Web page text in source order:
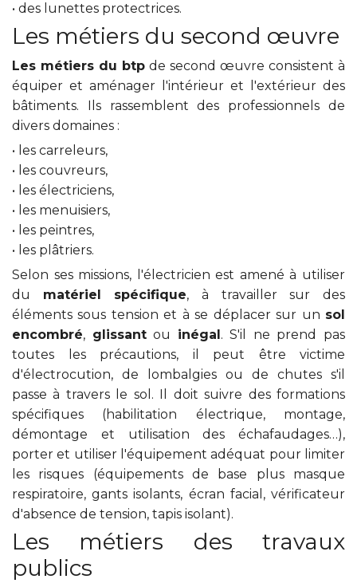
• des lunettes protectrices.
Les métiers du second œuvre
Les métiers du btp de second œuvre consistent à
équiper et aménager l'intérieur et l'extérieur des
bâtiments. Ils rassemblent des professionnels de
divers domaines :
• les carreleurs,
• les couvreurs,
• les électriciens,
• les menuisiers,
• les peintres,
• les plâtriers.
Selon ses missions, l'électricien est amené à utiliser
du matériel spécifique, à travailler sur des
éléments sous tension et à se déplacer sur un sol
encombré, glissantou inégal . S'il ne prend pas
toutes les précautions, il peut être victime
d'électrocution, de lombalgies ou de chutes s'il
passe à travers le sol. Il doit suivre des formations
spécifiques (habilitation électrique, montage,
démontage et utilisation des échafaudages…),
porter et utiliser l'équipement adéquat pour limiter
les risques (équipements de base plus masque
respiratoire, gants isolants, écran facial, vérificateur
d'absence de tension, tapis isolant).
Les métiers des travaux
publics